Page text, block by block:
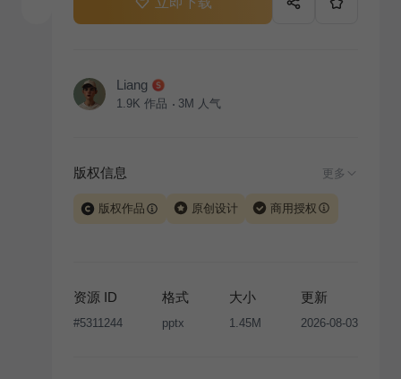
Liang
1.9K 作品 3M 人气
版权信息 更多
版权作品 原创设计 商用授权
版权声明
条款，禁止任何形式的转让、出售或出租，未
经投权许可任何人不得擅自转载和分发，否则将接照我
资源 ID
#5311244
格式
pptx
大小
1.45M
更新
2026-08-03